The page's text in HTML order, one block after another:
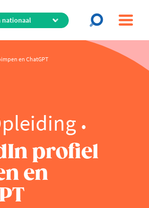
en ChatGPT
profiel
en